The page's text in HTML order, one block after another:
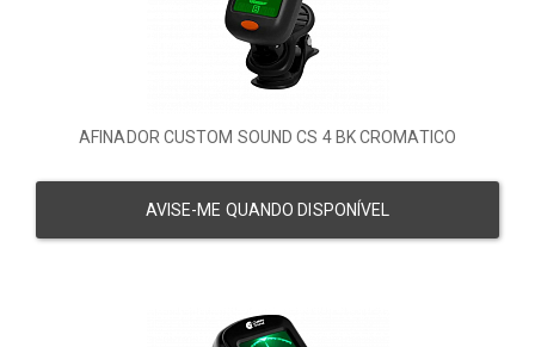
AFINADOR CUSTOM SOUND CS 4 BK CROMATICO
AVISE-ME QUANDO DISPONÍVEL